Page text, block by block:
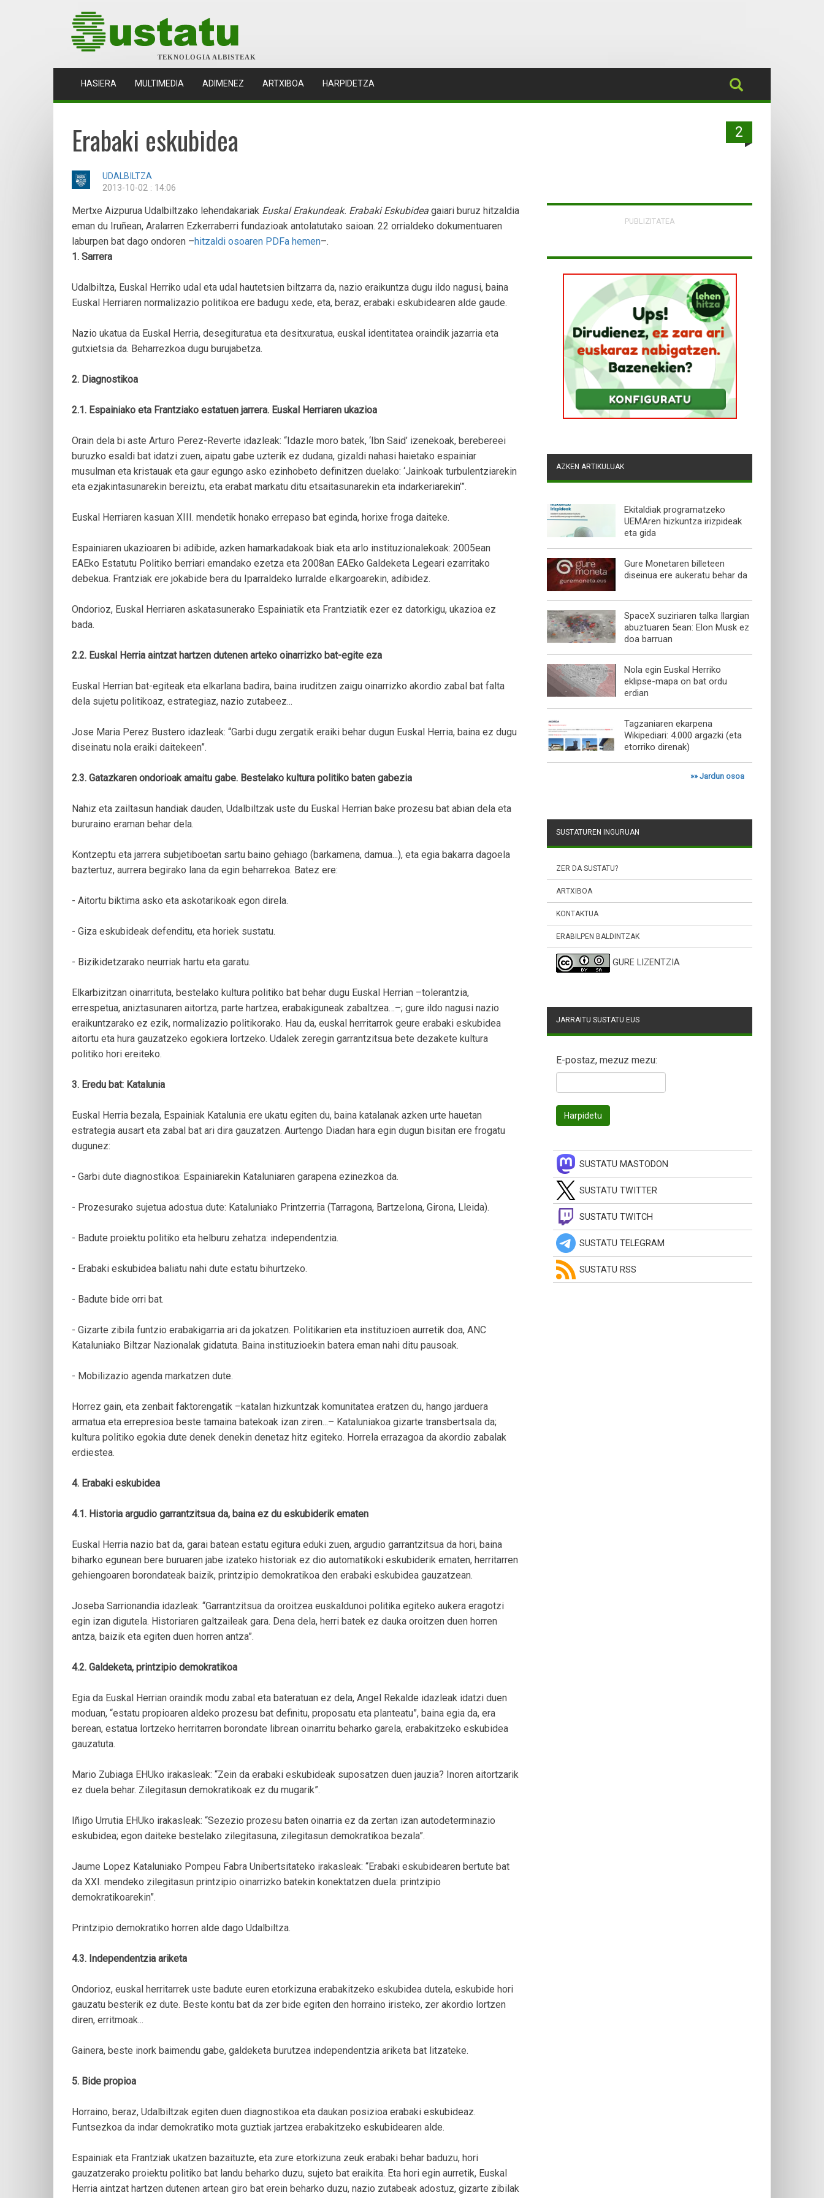
TEKNOLOGIA ALBISTEAK
HASIERA (CURRENT)
MULTIMEDIA ADIMENEZ ARTXIBOA HARPIDETZA
2
Erabaki eskubidea
UDALBILTZA
2013-10-02 : 14:06
Mertxe Aizpurua Udalbiltzako lehendakariak Euskal Erakundeak. Erabaki Eskubidea gaiari buruz hitzaldia
eman du Iruñean, Aralarren Ezkerraberri fundazioak antolatutako saioan. 22 orrialdeko dokumentuaren
laburpen bat dago ondoren –hitzaldi osoaren PDFa hemen–.
1. Sarrera
Udalbiltza, Euskal Herriko udal eta udal hautetsien biltzarra da, nazio eraikuntza dugu ildo nagusi, baina
Euskal Herriaren normalizazio politikoa ere badugu xede, eta, beraz, erabaki eskubidearen alde gaude.
Nazio ukatua da Euskal Herria, desegituratua eta desitxuratua, euskal identitatea oraindik jazarria eta
gutxietsia da. Beharrezkoa dugu burujabetza.
2. Diagnostikoa
2.1. Espainiako eta Frantziako estatuen jarrera. Euskal Herriaren ukazioa
Orain dela bi aste Arturo Perez-Reverte idazleak: “Idazle moro batek, ‘Ibn Said’ izenekoak, berebereei
buruzko esaldi bat idatzi zuen, aipatu gabe uzterik ez dudana, gizaldi nahasi haietako espainiar
musulman eta kristauak eta gaur egungo asko ezinhobeto definitzen duelako: ‘Jainkoak turbulentziarekin
eta ezjakintasunarekin bereiztu, eta erabat markatu ditu etsaitasunarekin eta indarkeriarekin’”.
Euskal Herriaren kasuan XIII. mendetik honako errepaso bat eginda, horixe froga daiteke.
Espainiaren ukazioaren bi adibide, azken hamarkadakoak biak eta arlo instituzionalekoak: 2005ean
EAEko Estatutu Politiko berriari emandako ezetza eta 2008an EAEko Galdeketa Legeari ezarritako
debekua. Frantziak ere jokabide bera du Iparraldeko lurralde elkargoarekin, adibidez.
Ondorioz, Euskal Herriaren askatasunerako Espainiatik eta Frantziatik ezer ez datorkigu, ukazioa ez
bada.
2.2. Euskal Herria aintzat hartzen dutenen arteko oinarrizko bat-egite eza
Euskal Herrian bat-egiteak eta elkarlana badira, baina iruditzen zaigu oinarrizko akordio zabal bat falta
dela sujetu politikoaz, estrategiaz, nazio zutabeez...
Jose Maria Perez Bustero idazleak: “Garbi dugu zergatik eraiki behar dugun Euskal Herria, baina ez dugu
diseinatu nola eraiki daitekeen”.
2.3. Gatazkaren ondorioak amaitu gabe. Bestelako kultura politiko baten gabezia
Nahiz eta zailtasun handiak dauden, Udalbiltzak uste du Euskal Herrian bake prozesu bat abian dela eta
bururaino eraman behar dela.
Kontzeptu eta jarrera subjetiboetan sartu baino gehiago (barkamena, damua...), eta egia bakarra dagoela
baztertuz, aurrera begirako lana da egin beharrekoa. Batez ere:
- Aitortu biktima asko eta askotarikoak egon direla.
- Giza eskubideak defenditu, eta horiek sustatu.
- Bizikidetzarako neurriak hartu eta garatu.
Elkarbizitzan oinarrituta, bestelako kultura politiko bat behar dugu Euskal Herrian –tolerantzia,
errespetua, aniztasunaren aitortza, parte hartzea, erabakiguneak zabaltzea…–; gure ildo nagusi nazio
eraikuntzarako ez ezik, normalizazio politikorako. Hau da, euskal herritarrok geure erabaki eskubidea
aitortu eta hura gauzatzeko egokiera lortzeko. Udalek zeregin garrantzitsua bete dezakete kultura
politiko hori ereiteko.
3. Eredu bat: Katalunia
Euskal Herria bezala, Espainiak Katalunia ere ukatu egiten du, baina katalanak azken urte hauetan
estrategia ausart eta zabal bat ari dira gauzatzen. Aurtengo Diadan hara egin dugun bisitan ere frogatu
dugunez:
- Garbi dute diagnostikoa: Espainiarekin Kataluniaren garapena ezinezkoa da.
- Prozesurako sujetua adostua dute: Kataluniako Printzerria (Tarragona, Bartzelona, Girona, Lleida).
- Badute proiektu politiko eta helburu zehatza: independentzia.
- Erabaki eskubidea baliatu nahi dute estatu bihurtzeko.
- Badute bide orri bat.
- Gizarte zibila funtzio erabakigarria ari da jokatzen. Politikarien eta instituzioen aurretik doa, ANC
Kataluniako Biltzar Nazionalak gidatuta. Baina instituzioekin batera eman nahi ditu pausoak.
- Mobilizazio agenda markatzen dute.
Horrez gain, eta zenbait faktorengatik –katalan hizkuntzak komunitatea eratzen du, hango jarduera
armatua eta errepresioa beste tamaina batekoak izan ziren...– Kataluniakoa gizarte transbertsala da;
kultura politiko egokia dute denek denekin denetaz hitz egiteko. Horrela errazagoa da akordio zabalak
erdiestea.
4. Erabaki eskubidea
4.1. Historia argudio garrantzitsua da, baina ez du eskubiderik ematen
Euskal Herria nazio bat da, garai batean estatu egitura eduki zuen, argudio garrantzitsua da hori, baina
biharko egunean bere buruaren jabe izateko historiak ez dio automatikoki eskubiderik ematen, herritarren
gehiengoaren borondateak baizik, printzipio demokratikoa den erabaki eskubidea gauzatzean.
Joseba Sarrionandia idazleak: “Garrantzitsua da oroitzea euskaldunoi politika egiteko aukera eragotzi
egin izan digutela. Historiaren galtzaileak gara. Dena dela, herri batek ez dauka oroitzen duen horren
antza, baizik eta egiten duen horren antza”.
4.2. Galdeketa, printzipio demokratikoa
Egia da Euskal Herrian oraindik modu zabal eta bateratuan ez dela, Angel Rekalde idazleak idatzi duen
moduan, “estatu propioaren aldeko prozesu bat definitu, proposatu eta planteatu”, baina egia da, era
berean, estatua lortzeko herritarren borondate librean oinarritu beharko garela, erabakitzeko eskubidea
gauzatuta.
Mario Zubiaga EHUko irakasleak: “Zein da erabaki eskubideak suposatzen duen jauzia? Inoren aitortzarik
ez duela behar. Zilegitasun demokratikoak ez du mugarik”.
Iñigo Urrutia EHUko irakasleak: “Sezezio prozesu baten oinarria ez da zertan izan autodeterminazio
eskubidea; egon daiteke bestelako zilegitasuna, zilegitasun demokratikoa bezala”.
Jaume Lopez Kataluniako Pompeu Fabra Unibertsitateko irakasleak: “Erabaki eskubidearen bertute bat
da XXI. mendeko zilegitasun printzipio oinarrizko batekin konektatzen duela: printzipio
demokratikoarekin”.
Printzipio demokratiko horren alde dago Udalbiltza.
4.3. Independentzia ariketa
Ondorioz, euskal herritarrek uste badute euren etorkizuna erabakitzeko eskubidea dutela, eskubide hori
gauzatu besterik ez dute. Beste kontu bat da zer bide egiten den horraino iristeko, zer akordio lortzen
diren, erritmoak...
Gainera, beste inork baimendu gabe, galdeketa burutzea independentzia ariketa bat litzateke.
5. Bide propioa
Horraino, beraz, Udalbiltzak egiten duen diagnostikoa eta daukan posizioa erabaki eskubideaz.
Funtsezkoa da indar demokratiko mota guztiak jartzea erabakitzeko eskubidearen alde.
Espainiak eta Frantziak ukatzen bazaituzte, eta zure etorkizuna zeuk erabaki behar baduzu, hori
gauzatzerako proiektu politiko bat landu beharko duzu, sujeto bat eraikita. Eta hori egin aurretik, Euskal
Herria aintzat hartzen dutenen artean giro bat erein beharko duzu, nazio zutabeak adostuz, gizarte zibilak
PUBLIZITATEA
AZKEN ARTIKULUAK
Ekitaldiak programatzeko
UEMAren hizkuntza irizpideak
eta gida
Gure Monetaren billeteen
diseinua ere aukeratu behar da
SpaceX suziriaren talka Ilargian
abuztuaren 5ean: Elon Musk ez
doa barruan
Nola egin Euskal Herriko
eklipse-mapa on bat ordu
erdian
Tagzaniaren ekarpena
Wikipediari: 4.000 argazki (eta
etorriko direnak)
»»Jardun osoa
SUSTATUREN INGURUAN
ZER DA SUSTATU?
ARTXIBOA
KONTAKTUA
ERABILPEN BALDINTZAK
GURE LIZENTZIA
JARRAITU SUSTATU.EUS
E-postaz, mezuz mezu:
SUSTATU MASTODON
SUSTATU TWITTER
SUSTATU TWITCH
SUSTATU TELEGRAM
SUSTATU RSS